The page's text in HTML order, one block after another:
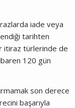
iade veya
tarihten
itiraz türlerinde de
120 gün
son derece
başarıyla